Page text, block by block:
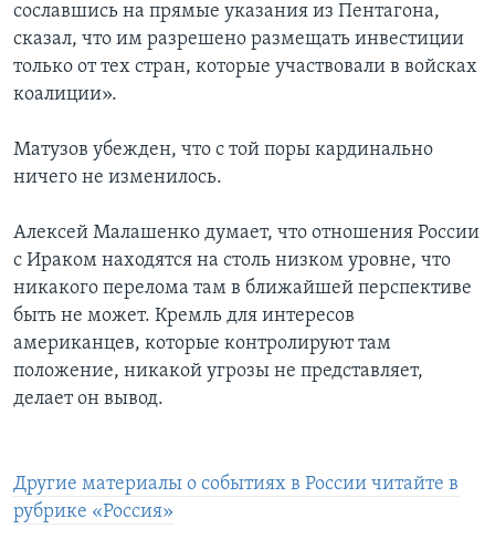
сославшись на прямые указания из Пентагона,
сказал, что им разрешено размещать инвестиции
только от тех стран, которые участвовали в войсках
коалиции».
Матузов убежден, что с той поры кардинально
ничего не изменилось.
Алексей Малашенко думает, что отношения России
с Ираком находятся на столь низком уровне, что
никакого перелома там в ближайшей перспективе
быть не может. Кремль для интересов
американцев, которые контролируют там
положение, никакой угрозы не представляет,
делает он вывод.
Другие материалы о событиях в России читайте в
рубрике «Россия»